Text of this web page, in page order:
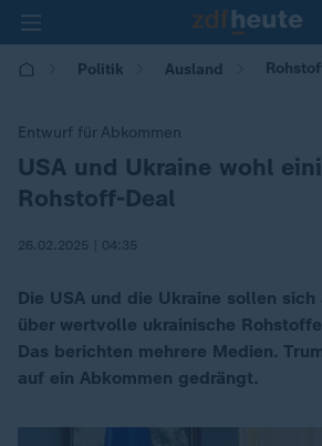
Politik Ausland
Entwurf für Abkommen
:USA und Ukraine wohl
Rohstoff-Deal
26.02.2025 | 04:35
Die USA und die Ukraine sollen sich
über wertvolle ukrainische
Das berichten mehrere Medien.
auf ein Abkommen gedrängt.